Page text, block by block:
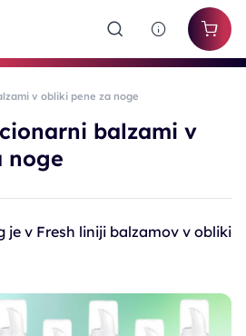
v obliki pene za noge
balzami v
noge
je v Fresh liniji balzamov v obliki